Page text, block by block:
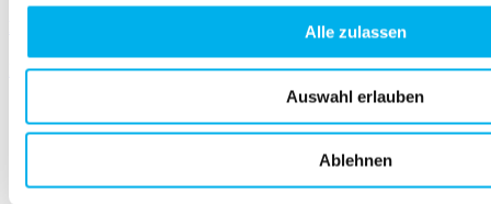
Alle zulassen
Auswahl erlauben
Ablehnen
Reduktion Sechskant – Pg- auf M-Gewinde – Messing
Mehr erfahren